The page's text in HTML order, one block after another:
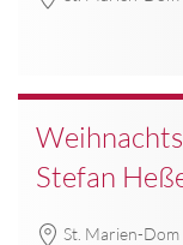
Stefan
St. Marien-